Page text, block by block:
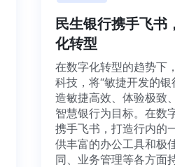
民生银行携手飞
化转型
在数字化转型的趋势
科技，将“敏捷开发
造敏捷高效、体验极
智慧银行为目标。在
携手飞书，打造行内
供丰富的办公工具和
同、业务管理等各方